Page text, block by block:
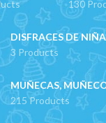
130
DISFRACES DE NIÑA
3 Products
MUÑECAS,
215 Products